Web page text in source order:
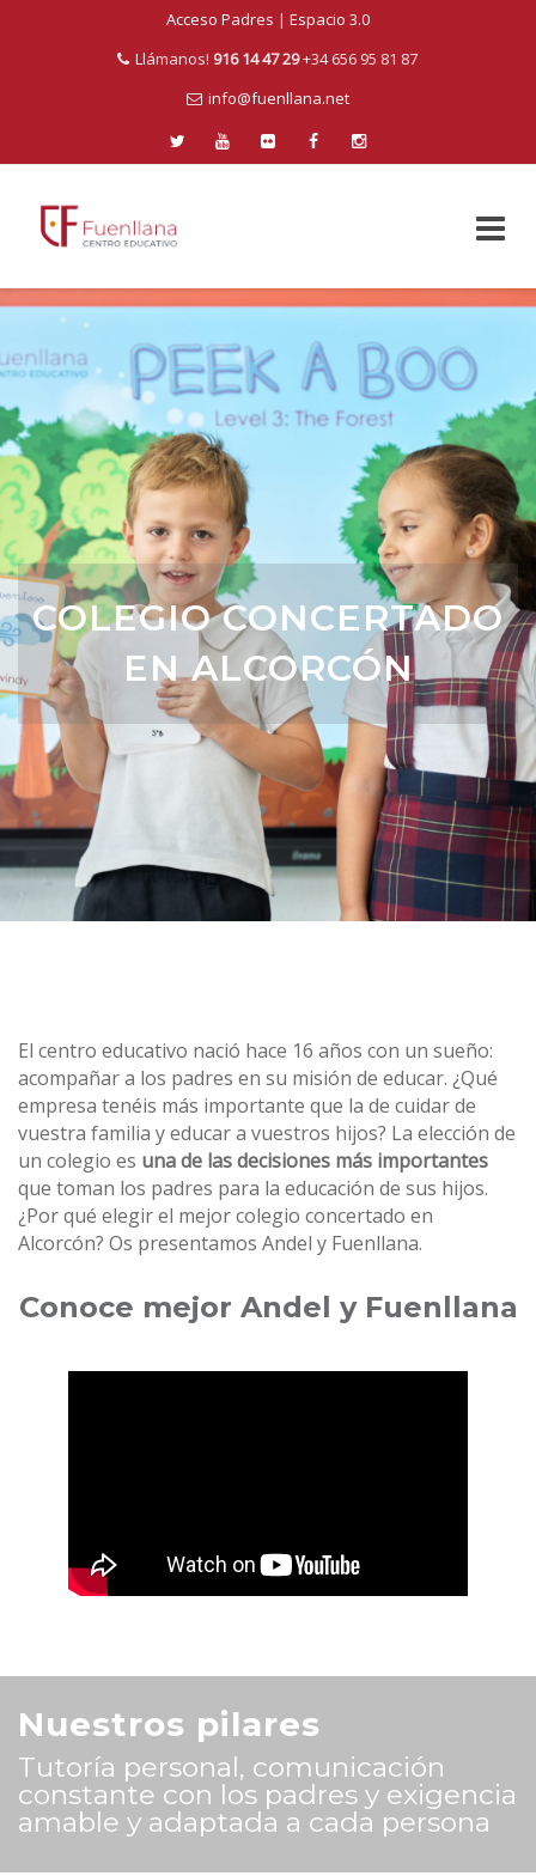
Acceso Padres | Espacio 3.0
Llámanos! 916 14 47 29+34 656 95 81 87
info@fuenllana.net
Skip
content
COLEGIO CONCERTADO
EN ALCORCÓN
El centro educativo nació hace 16 años con un sueño:
acompañar a los padres en su misión de educar. ¿Qué
empresa tenéis más importante que la de cuidar de
vuestra familia y educar a vuestros hijos? La elección de
un colegio es una de las decisiones más importantes
que toman los padres para la educación de sus hijos.
¿Por qué elegir el mejor colegio concertado en
Alcorcón? Os presentamos Andel y Fuenllana.
Conoce mejor Andel y Fuenllana
Nuestros pilares
Tutoría personal, comunicación
constante con los padres y exigencia
amable y adaptada a cada persona